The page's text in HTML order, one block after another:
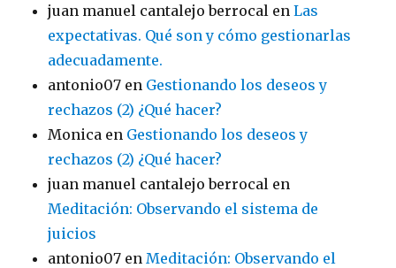
juan manuel cantalejo berrocal enLas
expectativas. Qué son y cómo gestionarlas
adecuadamente.
antonio07 en Gestionando los deseos y
rechazos (2) ¿Qué hacer?
Monica en Gestionando los deseos y
rechazos (2) ¿Qué hacer?
juan manuel cantalejo berrocal en
Meditación: Observando el sistema de
juicios
antonio07 en Meditación: Observando el